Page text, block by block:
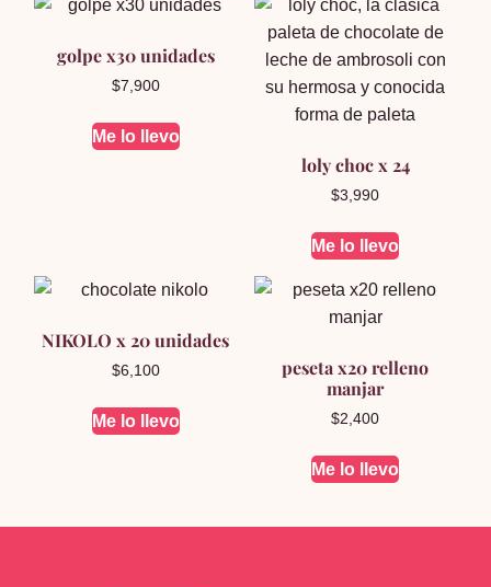
golpe x30 unidades
$7,900
Me lo llevo
loly choc x 24
$3,990
Me lo llevo
NIKOLO x 20 unidades
$6,100
Me lo llevo
peseta x20 relleno
manjar
$2,400
Me lo llevo